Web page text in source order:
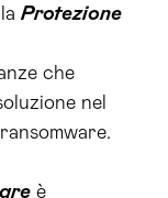
Protezione
che
nel
è